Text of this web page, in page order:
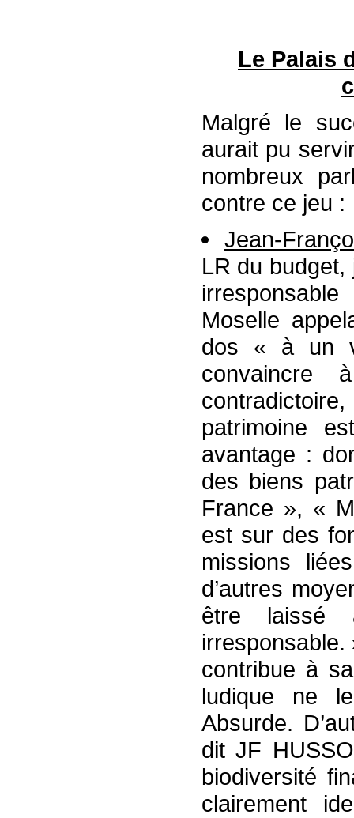
Le Palais
Malgré le
aurait pu
nombreux
contre ce jeu :
Jean-
LR du
Moselle
dos « à un
convaincre
patrimoine
avantage :
des biens
France », «
est sur des
missions
d’autres
être laissé
irresponsable.
contribue à
ludique ne
Absurde.
dit JF
biodiversité
clairement